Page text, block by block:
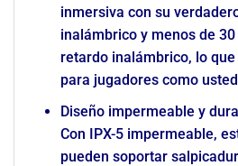
inmersiva con su
inalámbrico y menos de
retardo inalámbrico, lo
para jugadores como
Diseño impermeable y
Con IPX-5 impermeable,
pueden soportar